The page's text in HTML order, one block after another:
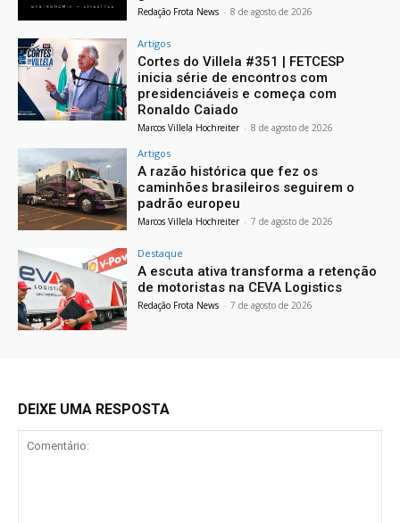
Redação Frota News - 8 de agosto de 2026
Artigos
Cortes do Villela #351 | FETCESP
inicia série de encontros com
presidenciáveis e começa com
Ronaldo Caiado
Marcos Villela Hochreiter - 8 de agosto de 2026
Artigos
A razão histórica que fez os
caminhões brasileiros seguirem o
padrão europeu
Marcos Villela Hochreiter - 7 de agosto de 2026
Destaque
A escuta ativa transforma a retenção
de motoristas na CEVA Logistics
Redação Frota News - 7 de agosto de 2026
DEIXE UMA RESPOSTA